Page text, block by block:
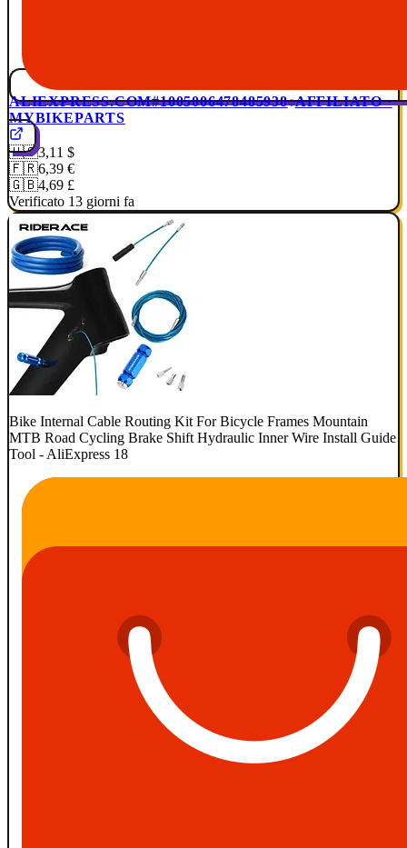
ALIEXPRESS.COM#1005006478485938 AFFILIATO ·
MYBIKEPARTS
🇺🇸3,11 $
🇫🇷6,39 €
🇬🇧4,69 £
Verificato 13 giorni fa
Bike Internal Cable Routing Kit For Bicycle Frames Mountain
MTB Road Cycling Brake Shift Hydraulic Inner Wire Install Guide
Tool - AliExpress 18